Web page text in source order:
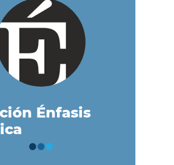
Énfasis